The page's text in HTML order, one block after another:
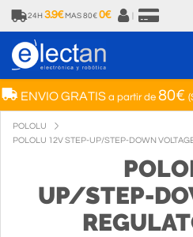
24H 3.9€ MAS 80€ 0€
ENVIO GRATISa partir de 80€
POLOLU
POLOLU 12V STEP-UP/STEP-DOWN
UP/STEP-